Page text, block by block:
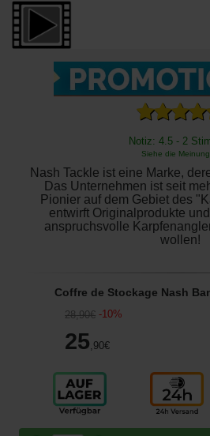
Notiz: 4.5 - 2
Siehe die
Nash Tackle ist eine Marke,
Das Unternehmen ist seit
Pionier auf dem Gebiet des
entwirft Originalprodukte
anspruchsvolle
wollen!
Coffre de Stockage Nash
28,90€ -10%
25 ,90€